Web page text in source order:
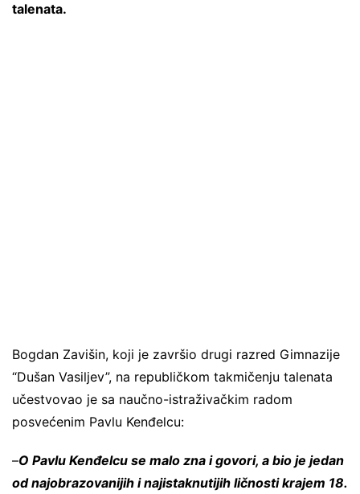
talenata.
Bogdan Zavišin, koji je završio drugi razred Gimnazije
“Dušan Vasiljev”, na republičkom takmičenju talenata
učestvovao je sa naučno-istraživačkim radom
posvećenim Pavlu Kenđelcu:
–O Pavlu Kenđelcu se malo zna i govori, a bio je jedan
od najobrazovanijih i najistaknutijih ličnosti krajem 18.